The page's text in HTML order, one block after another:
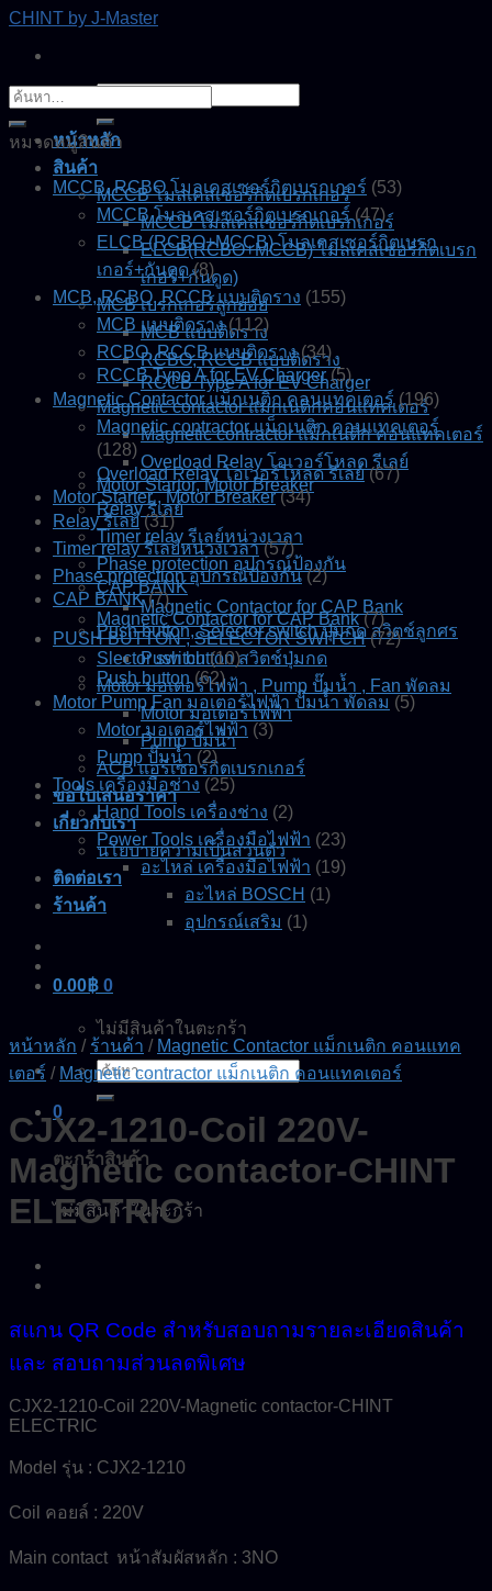
Skip
content
CHINT by J-Master
หน้าหลัก
สินค้า
MCCB โมลเคสเซอร์กิตเบรกเกอร์
MCCB โมลเคสเซอร์กิตเบรกเกอร์
ELCB(RCBO+MCCB) โมลเคสเซอร์กิตเบรก
เกอร์+กันดูด)
MCB เบรกเกอร์ลูกย่อย
MCB แบบติดราง
RCBO, RCCB แบบติดราง
RCCB Type A for EV Charger
Magnetic contactor แมกเนติกคอนแทคเตอร์
Magnetic contractor แม็กเนติก คอนแทคเตอร์
Overload Relay โอเวอร์โหลด รีเลย์
Motor Startor, Motor Breaker
Relay รีเลย์
Timer relay รีเลย์หน่วงเวลา
Phase protection อุปกรณ์ป้องกัน
CAP BANK
Magnetic Contactor for CAP Bank
Push button, Selector switch ปุ่มกด สวิตช์ลูกศร
Push button สวิตช์ปุ่มกด
Motor มอเตอร์ไฟฟ้า , Pump ปั๊มน้ำ , Fan พัดลม
Motor มอเตอร์ไฟฟ้า
Pump ปั๊มน้ำ
ACB แอร์เซอร์กิตเบรกเกอร์
ขอใบเสนอราคา
เกี่ยวกับเรา
นโยบายความเป็นส่วนตัว
ติดต่อเรา
ร้านค้า
0.00฿ 0
ไม่มีสินค้าในตะกร้า
ค้นหา:
0
ตะกร้าสินค้า
ไม่มีสินค้าในตะกร้า
ค้นหา:
หมวดหมู่สินค้า
MCCB, RCBO โมลเคสเซอร์กิตเบรกเกอร์ (53)
MCCB โมลเคสเซอร์กิตเบรกเกอร์ (47)
ELCB (RCBO+MCCB) โมลเคสเซอร์กิตเบรก
เกอร์+กันดูด (8)
MCB, RCBO, RCCB แบบติดราง (155)
MCB แบบติดราง (112)
RCBO, RCCB แบบติดราง (34)
RCCB Type A for EV Charger (5)
Magnetic Contactor แม็กเนติก คอนแทคเตอร์ (196)
Magnetic contractor แม็กเนติก คอนแทคเตอร์
(128)
Overload Relay โอเวอร์โหลด รีเลย์ (67)
Motor Starter , Motor Breaker (34)
Relay รีเลย์ (31)
Timer relay รีเลย์หน่วงเวลา (57)
Phase protection อุปกรณ์ป้องกัน (2)
CAP BANK (7)
Magnetic Contactor for CAP Bank (7)
PUSH BUTTON , SELECTOR SWITCH (72)
Slector switch (10)
Push button (62)
Motor Pump Fan มอเตอร์ไฟฟ้า ปั๊มน้ำ พัดลม (5)
Motor มอเตอร์ไฟฟ้า (3)
Pump ปั๊มน้ำ (2)
Tools เครื่องมือช่าง (25)
Hand Tools เครื่องช่าง (2)
Power Tools เครื่องมือไฟฟ้า (23)
อะไหล่ เครื่องมือไฟฟ้า (19)
อะไหล่ BOSCH (1)
อุปกรณ์เสริม (1)
หน้าหลัก / ร้านค้า / Magnetic Contactor แม็กเนติก คอนแทค
เตอร์ / Magnetic contractor แม็กเนติก คอนแทคเตอร์
CJX2-1210-Coil 220V-
Magnetic contactor-CHINT
ELECTRIC
สแกน QR Code สำหรับสอบถามรายละเอียดสินค้า
และ สอบถามส่วนลดพิเศษ
CJX2-1210-Coil 220V-Magnetic contactor-CHINT
ELECTRIC
Model รุ่น : CJX2-1210
Coil คอยล์ : 220V
Main contact หน้าสัมผัสหลัก : 3NO